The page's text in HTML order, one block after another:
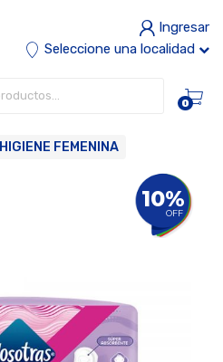
Ingresar
Seleccione una localidad
0
HIGIENE FEMENINA
10%
OFF